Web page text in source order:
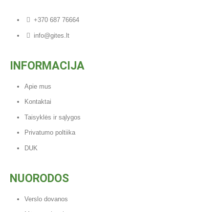
+370 687 76664
info@gites.lt
INFORMACIJA
Apie mus
Kontaktai
Taisyklės ir sąlygos
Privatumo poltiika
DUK
NUORODOS
Verslo dovanos